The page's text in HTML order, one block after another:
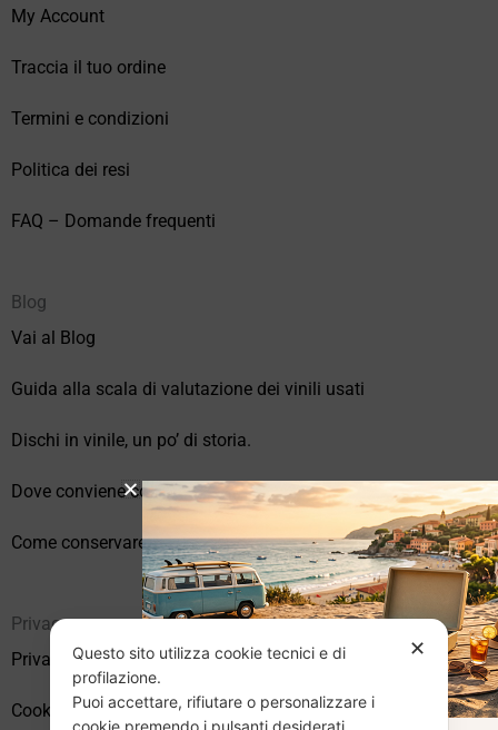
My Account
Traccia il tuo ordine
Termini e condizioni
Politica dei resi
FAQ – Domande frequenti
Blog
Vai al Blog
Guida alla scala di valutazione dei vinili usati
Dischi in vinile, un po’ di storia.
Dove conviene comprare vinili online?
Come conservare correttamente i vinili usati
Privacy
Privacy Policy
Cookie Policy (UE)
✕
Questo sito utilizza cookie tecnici e di
profilazione.
Puoi accettare, rifiutare o personalizzare i
cookie premendo i pulsanti desiderati.